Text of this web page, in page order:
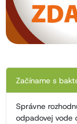
Začíname s
Správne
odpadovej vode